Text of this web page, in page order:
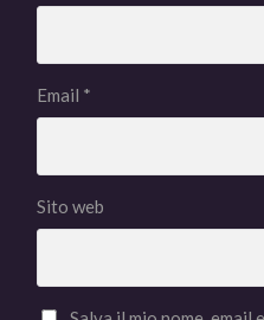
Email *
Sito web